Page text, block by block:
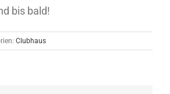
bis bald!
Clubhaus